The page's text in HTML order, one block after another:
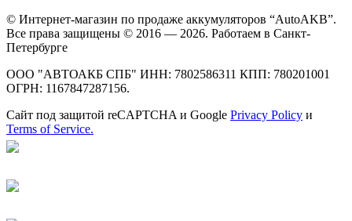
© Интернет-магазин по продаже аккумуляторов “AutoAKB”.
Все права защищены © 2016 — 2026. Работаем в Санкт-
Петербурге
ООО "АВТОАКБ СПБ" ИНН: 7802586311 КПП: 780201001
ОГРН: 1167847287156.
Сайт под защитой reCAPTCHA и Google Privacy Policy и
Terms of Service.